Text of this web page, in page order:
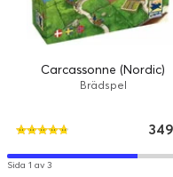
Carcassonne (Nordic)
Brädspel
Sida 1 av 3